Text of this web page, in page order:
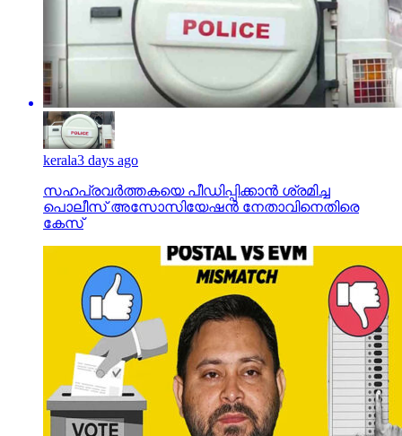
kerala3 days ago
സഹപ്രവര്‍ത്തകയെ പീഡിപ്പിക്കാന്‍ ശ്രമിച്ച
പൊലീസ് അസോസിയേഷന്‍ നേതാവിനെതിരെ
കേസ്